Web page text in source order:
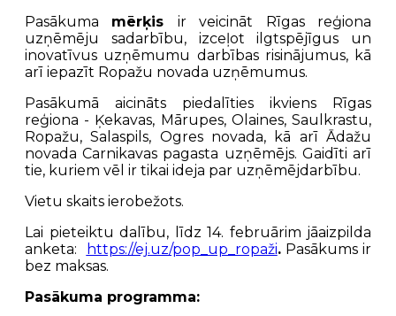
Pasākuma mērķis ir veicināt Rīgas reģiona
uzņēmēju sadarbību, izceļot ilgtspējīgus un
inovatīvus uzņēmumu darbības risinājumus, kā
arī iepazīt Ropažu novada uzņēmumus.
Pasākumā aicināts piedalīties ikviens Rīgas
reģiona - Ķekavas, Mārupes, Olaines, Saulkrastu,
Ropažu, Salaspils, Ogres novada, kā arī Ādažu
novada Carnikavas pagasta uzņēmējs. Gaidīti arī
tie, kuriem vēl ir tikai ideja par uzņēmējdarbību.
Vietu skaits ierobežots.
Lai pieteiktu dalību, līdz 14. februārim jāaizpilda
anketa:
https://ej.uz/pop_up_ropaži.Pasākums ir
bez maksas.
Pasākuma programma: